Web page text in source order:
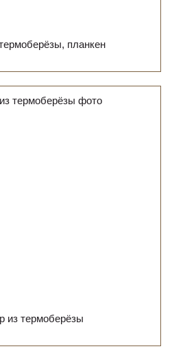
планкен
из термоберёзы